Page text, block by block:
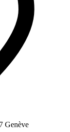
Genève